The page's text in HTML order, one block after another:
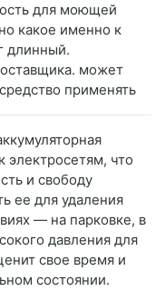
для моющей
какое именно к
длинный.
может
применять
электросетям, что
и свободу
ее для удаления
— на парковке, в
давления для
свое время и
состоянии.